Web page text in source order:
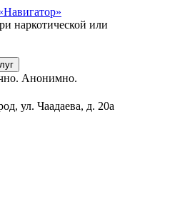
наркотической или
Анонимно.
ул. Чаадаева, д. 20а